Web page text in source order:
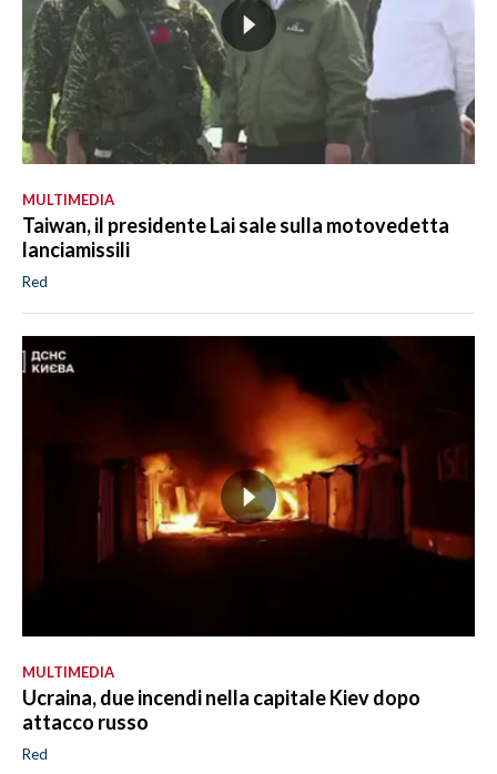
MULTIMEDIA
Taiwan, il presidente Lai sale sulla motovedetta
lanciamissili
Red
MULTIMEDIA
Ucraina, due incendi nella capitale Kiev dopo
attacco russo
Red